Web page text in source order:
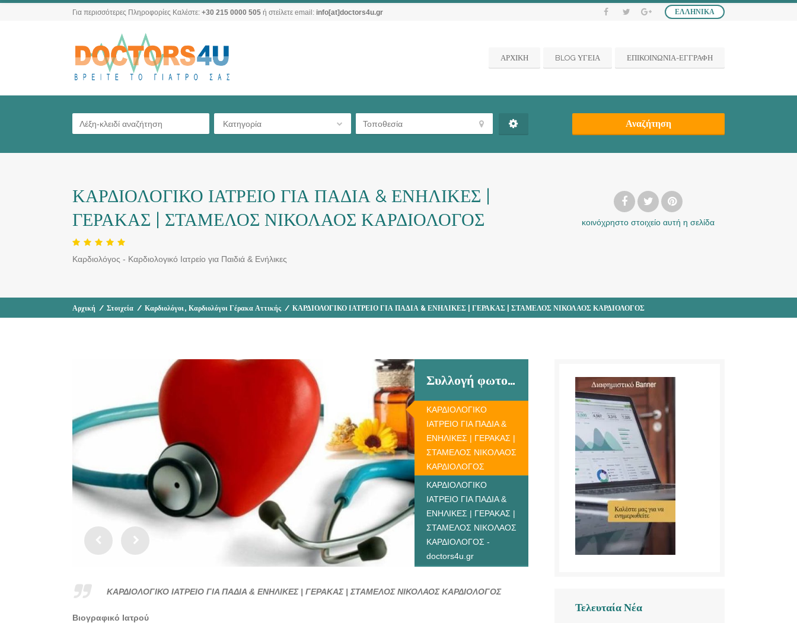
ΕΛΛΗΝΙΚΆ
Για περισσότερες Πληροφορίες Καλέστε: +30 215 0000 505 ή στείλετε email: info[at]doctors4u.gr
ΑΡΧΙΚΗ BLOG ΥΓΕΙΑ ΕΠΙΚΟΙΝΩΝΙΑ-ΕΓΓΡΑΦΗ
Κατηγορία Αναζήτηση
ΚΑΡΔΙΟΛΟΓΙΚΟ ΙΑΤΡΕΙΟ ΓΙΑ ΠΑΔΙΑ & ΕΝΗΛΙΚΕΣ |
ΓΕΡΑΚΑΣ | ΣΤΑΜΕΛΟΣ ΝΙΚΟΛΑΟΣ ΚΑΡΔΙΟΛΟΓΟΣ
Καρδιολόγος - Καρδιολογικό Ιατρείο για Παιδιά & Ενήλικες
κοινόχρηστο στοιχείο αυτή η σελίδα
Αρχική / Στοιχεία / Καρδιολόγοι, Καρδιολόγοι Γέρακα Αττικής / ΚΑΡΔΙΟΛΟΓΙΚΟ ΙΑΤΡΕΙΟ ΓΙΑ ΠΑΔΙΑ & ΕΝΗΛΙΚΕΣ | ΓΕΡΑΚΑΣ | ΣΤΑΜΕΛΟΣ ΝΙΚΟΛΑΟΣ ΚΑΡΔΙΟΛΟΓΟΣ
Συλλογή φωτογραφιών
ΚΑΡΔΙΟΛΟΓΙΚΟ
ΙΑΤΡΕΙΟ ΓΙΑ ΠΑΔΙΑ &
ΕΝΗΛΙΚΕΣ | ΓΕΡΑΚΑΣ |
ΣΤΑΜΕΛΟΣ ΝΙΚΟΛΑΟΣ
ΚΑΡΔΙΟΛΟΓΟΣ
ΚΑΡΔΙΟΛΟΓΙΚΟ
ΙΑΤΡΕΙΟ ΓΙΑ ΠΑΔΙΑ &
ΕΝΗΛΙΚΕΣ | ΓΕΡΑΚΑΣ |
ΣΤΑΜΕΛΟΣ ΝΙΚΟΛΑΟΣ
ΚΑΡΔΙΟΛΟΓΟΣ -
doctors4u.gr
ΚΑΡΔΙΟΛΟΓΙΚΟ ΙΑΤΡΕΙΟ ΓΙΑ ΠΑΔΙΑ & ΕΝΗΛΙΚΕΣ | ΓΕΡΑΚΑΣ | ΣΤΑΜΕΛΟΣ ΝΙΚΟΛΑΟΣ ΚΑΡΔΙΟΛΟΓΟΣ
Βιογραφικό Ιατρού
Τελευταία Νέα